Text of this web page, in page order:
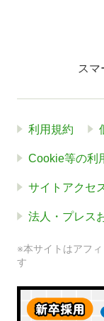
スマ
利用規約
Cookie等の利
サイトアクセ
法人・プレス
※本サイトはアフ
す